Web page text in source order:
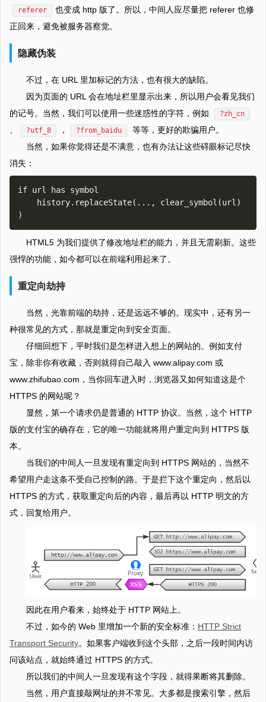
referer
也变成 http 版了。所以，中间人应尽量把 referer 也修
正回来，避免被服务器察觉。
隐藏伪装
不过，在 URL 里加标记的方法，也有很大的缺陷。
因为页面的 URL 会在地址栏里显示出来，所以用户会看见我们
的记号。当然，我们可以使用一些迷惑性的字符，例如
?zh_cn
、 ?utf_8 ， ?from_baidu
等等，更好的欺骗用户。
当然，如果你觉得还是不满意，也有办法让这些碍眼标记尽快
消失：
if url has symbol
HTML5 为我们提供了修改地址栏的能力，并且无需刷新。这些
强悍的功能，如今都可以在前端利用起来了。
重定向劫持
当然，光靠前端的劫持，还是远远不够的。现实中，还有另一
种很常见的方式，那就是重定向到安全页面。
仔细回想下，平时我们是怎样进入想上的网站的。例如支付
宝，除非你有收藏，否则就得自己敲入 www.alipay.com 或
www.zhifubao.com，当你回车进入时，浏览器又如何知道这是个
HTTPS 的网站呢？
显然，第一个请求仍是普通的 HTTP 协议。当然，这个 HTTP
版的支付宝的确存在，它的唯一功能就将用户重定向到 HTTPS 版
本。
当我们的中间人一旦发现有重定向到 HTTPS 网站的，当然不
希望用户走这条不受自己控制的路。于是拦下这个重定向，然后以
HTTPS 的方式，获取重定向后的内容，最后再以 HTTP 明文的方
式，回复给用户。
因此在用户看来，始终处于 HTTP 网站上。
不过，如今的 Web 里增加一个新的安全标准： HTTP Strict
Transport Security。如果客户端收到这个头部，之后一段时间内访
问该站点，就始终通过 HTTPS 的方式。
所以我们的中间人一旦发现有这个字段，就得果断将其删除。
当然，用户直接敲网址的并不常见。大多都是搜索引擎，然后